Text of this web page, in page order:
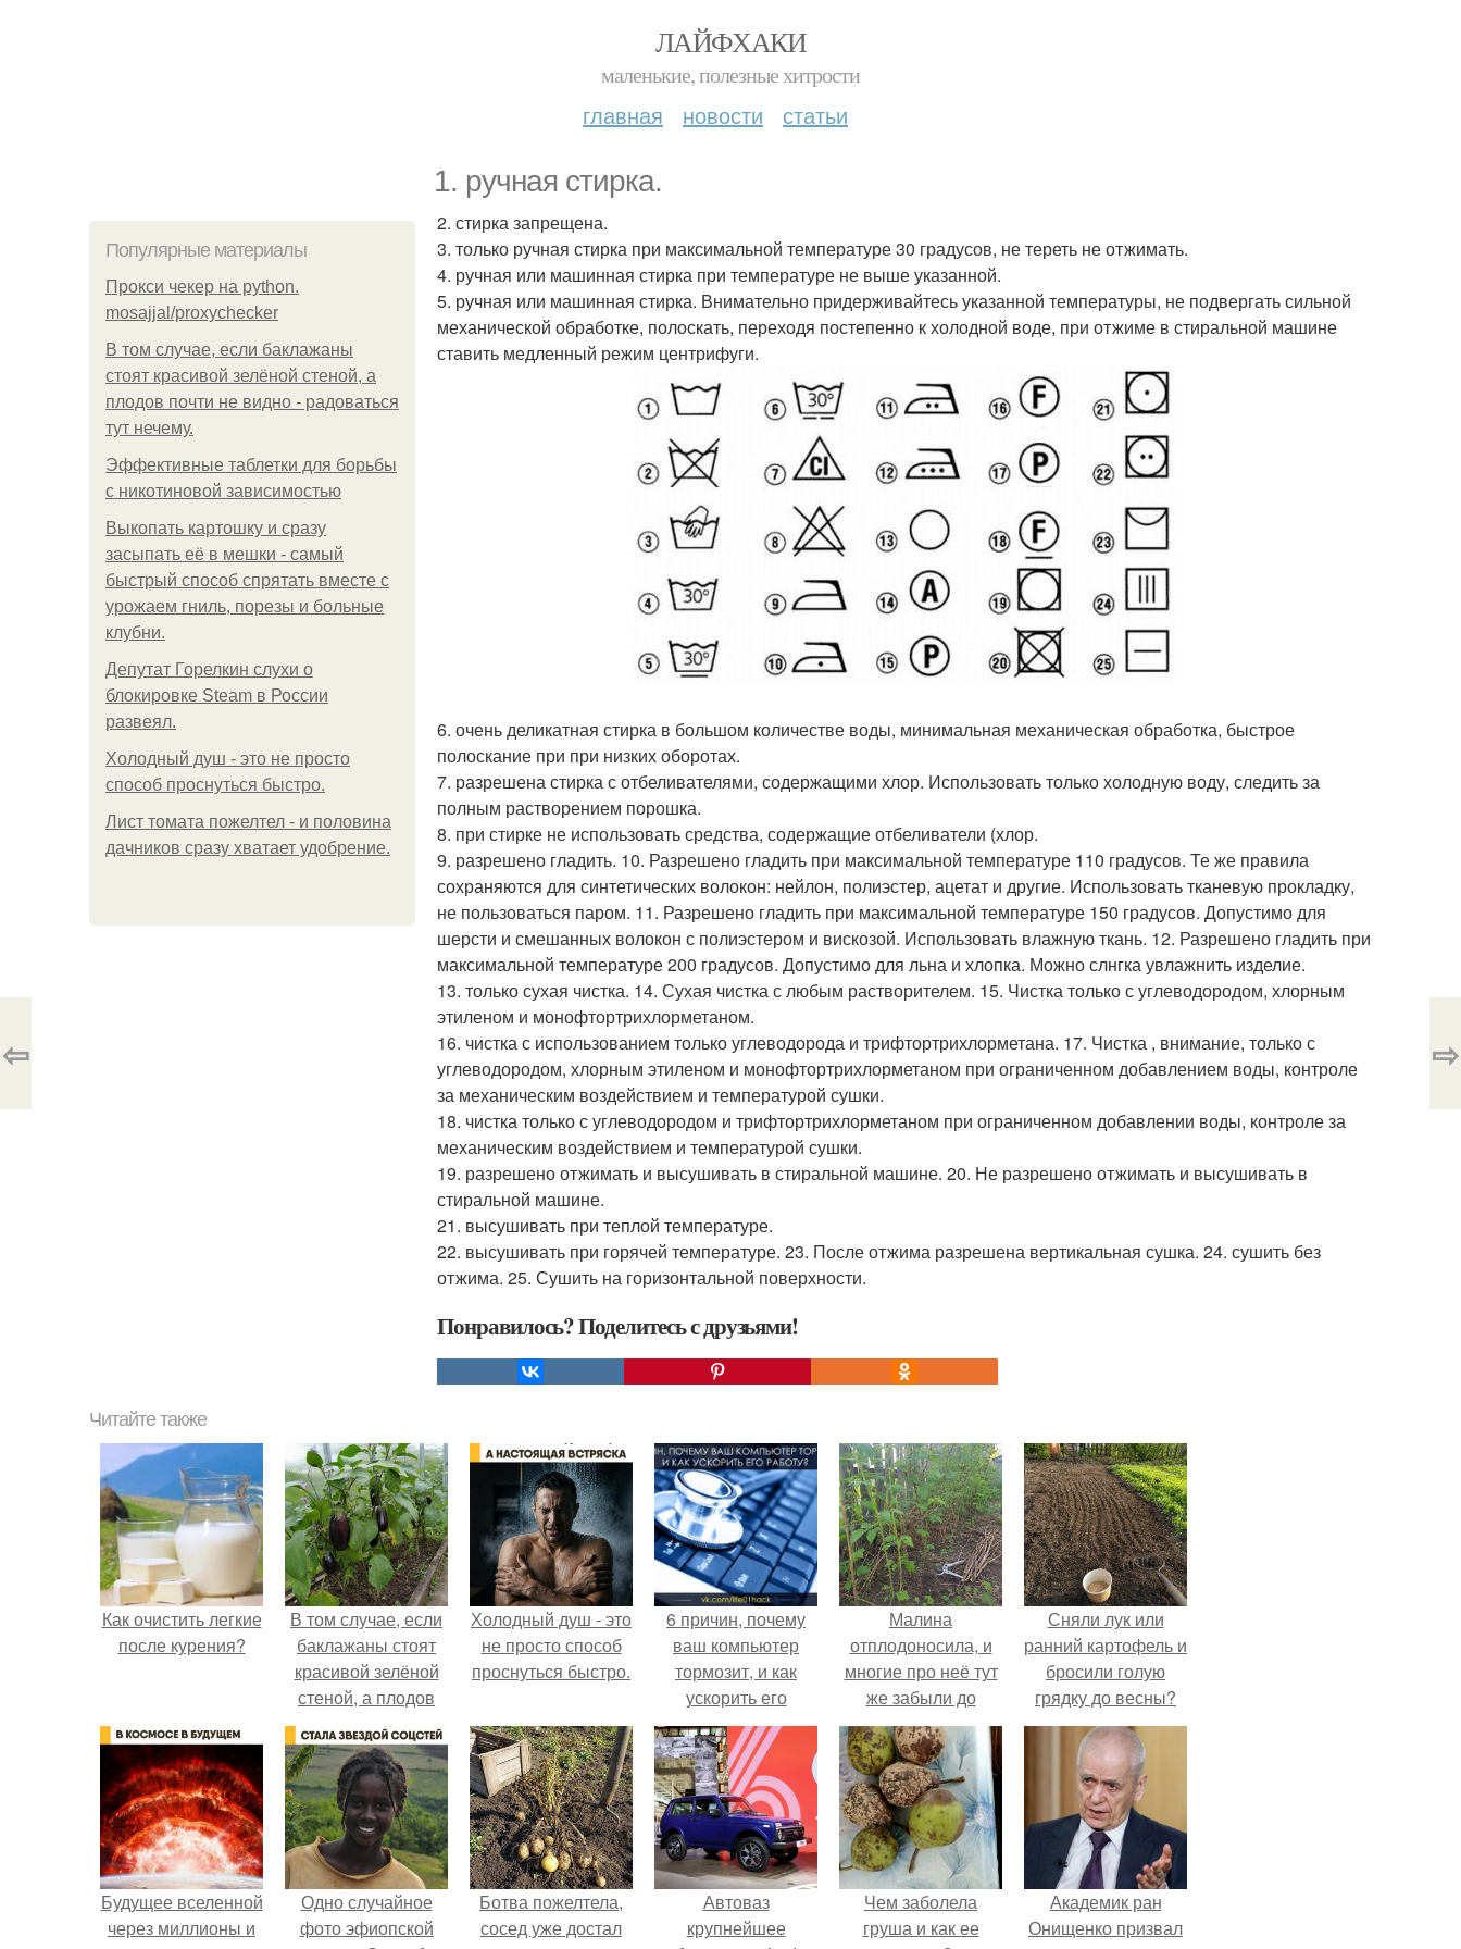
ЛАЙФХАКИ
маленькие, полезные хитрости
главная новости статьи
1. ручная стирка.
Популярные материалы
Прокси чекер на python.
mosajjal/proxychecker
В том случае, если баклажаны
стоят красивой зелёной стеной, а
плодов почти не видно - радоваться
тут нечему.
Эффективные таблетки для борьбы
с никотиновой зависимостью
Выкопать картошку и сразу
засыпать её в мешки - самый
быстрый способ спрятать вместе с
урожаем гниль, порезы и больные
клубни.
Депутат Горелкин слухи о
блокировке Steam в России
развеял.
Холодный душ - это не просто
способ проснуться быстро.
Лист томата пожелтел - и половина
дачников сразу хватает удобрение.
2. стирка запрещена.
3. только ручная стирка при максимальной температуре 30 градусов, не тереть не отжимать.
4. ручная или машинная стирка при температуре не выше указанной.
5. ручная или машинная стирка. Внимательно придерживайтесь указанной температуры, не подвергать сильной
механической обработке, полоскать, переходя постепенно к холодной воде, при отжиме в стиральной машине
ставить медленный режим центрифуги.
6. очень деликатная стирка в большом количестве воды, минимальная механическая обработка, быстрое
полоскание при при низких оборотах.
7. разрешена стирка с отбеливателями, содержащими хлор. Использовать только холодную воду, следить за
полным растворением порошка.
8. при стирке не использовать средства, содержащие отбеливатели (хлор.
9. разрешено гладить. 10. Разрешено гладить при максимальной температуре 110 градусов. Те же правила
сохраняются для синтетических волокон: нейлон, полиэстер, ацетат и другие. Использовать тканевую прокладку,
не пользоваться паром. 11. Разрешено гладить при максимальной температуре 150 градусов. Допустимо для
шерсти и смешанных волокон с полиэстером и вискозой. Использовать влажную ткань. 12. Разрешено гладить при
максимальной температуре 200 градусов. Допустимо для льна и хлопка. Можно слнгка увлажнить изделие.
13. только сухая чистка. 14. Сухая чистка с любым растворителем. 15. Чистка только с углеводородом, хлорным
этиленом и монофтортрихлорметаном.
16. чистка с использованием только углеводорода и трифтортрихлорметана. 17. Чистка , внимание, только с
углеводородом, хлорным этиленом и монофтортрихлорметаном при ограниченном добавлением воды, контроле
за механическим воздействием и температурой сушки.
18. чистка только с углеводородом и трифтортрихлорметаном при ограниченном добавлении воды, контроле за
механическим воздействием и температурой сушки.
19. разрешено отжимать и высушивать в стиральной машине. 20. Не разрешено отжимать и высушивать в
стиральной машине.
21. высушивать при теплой температуре.
22. высушивать при горячей температуре. 23. После отжима разрешена вертикальная сушка. 24. сушить без
отжима. 25. Сушить на горизонтальной поверхности.
Понравилось? Поделитесь с друзьями!
⇦ ⇨
Читайте также
Как очистить легкие
после курения?
В том случае, если
баклажаны стоят
красивой зелёной
стеной, а плодов
почти не видно -
радоваться тут
нечему.
Холодный душ - это
не просто способ
проснуться быстро.
6 причин, почему
ваш компьютер
тормозит, и как
ускорить его
работу?
Малина
отплодоносила, и
многие про неё тут
же забыли до
следующего лета.
Сняли лук или
ранний картофель и
бросили голую
грядку до весны?
Будущее вселенной
через миллионы и
Одно случайное
фото эфиопской
Ботва пожелтела,
сосед уже достал
Автоваз
крупнейшее
Чем заболела
груша и как ее
Академик ран
Онищенко призвал